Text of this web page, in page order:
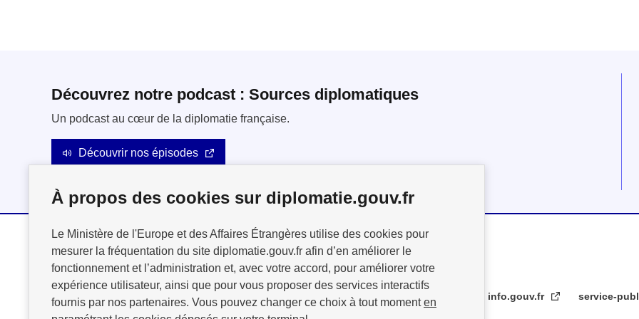
À propos des cookies sur diplomatie.gouv.fr
Le Ministère de l'Europe et des Affaires Étrangères utilise des cookies pour
mesurer la fréquentation du site diplomatie.gouv.fr afin d’en améliorer le
fonctionnement et l’administration et, avec votre accord, pour améliorer votre
expérience utilisateur, ainsi que pour vous proposer des services interactifs
fournis par nos partenaires. Vous pouvez changer ce choix à tout momenten
Découvrez notre podcast : Sources diplomatiques
Un podcast au cœur de la diplomatie française.
Découvrir nos épisodes
MINISTÈRE
DE L'EUROPE
ET DES AFFAIRES
ÉTRANGÈRES
info.gouv.fr service-